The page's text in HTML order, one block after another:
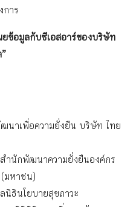
การ
ยข้อมูลกับซีเอสอาร์ของบริษัท
นาเพื่อความยั่งยืน บริษัท ไทย
ำนักพัฒนาความยั่งยืนองค์กร
มหาชน)
ธินโยบายสุขภาวะ